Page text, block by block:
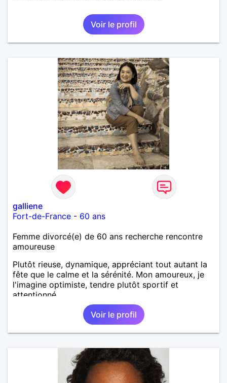
Voir le profil
galliene
Fort-de-France - 60 ans
Femme divorcé(e) de 60 ans recherche rencontre
amoureuse
Plutôt rieuse, dynamique, appréciant tout autant la
fête que le calme et la sérénité. Mon amoureux, je
l'imagine optimiste, tendre plutôt sportif et
attentionné.
Voir le profil